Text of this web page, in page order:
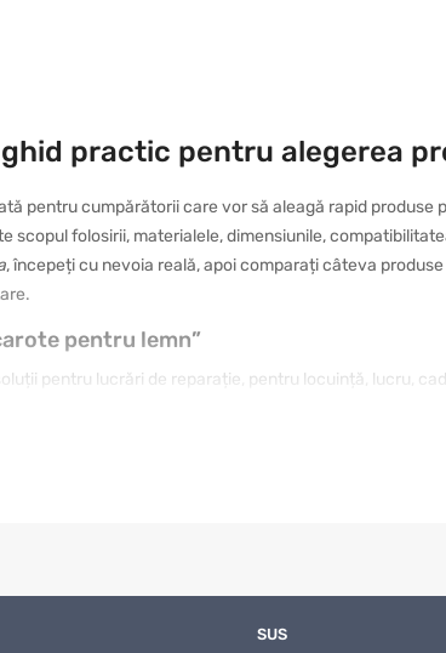
practic pentru alegerea
pentru cumpărătorii care vor să aleagă rapid produse
scopul folosirii, materialele, dimensiunile,
, începeți cu nevoia reală, apoi comparați câteva
pentru lemn”
pentru lucrări de reparație, pentru locuință, lucru,
SUS